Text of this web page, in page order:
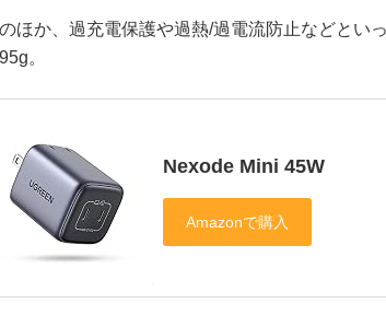
ほか、過充電保護や過熱/過電流防止などとい
。
Nexode Mini 45W